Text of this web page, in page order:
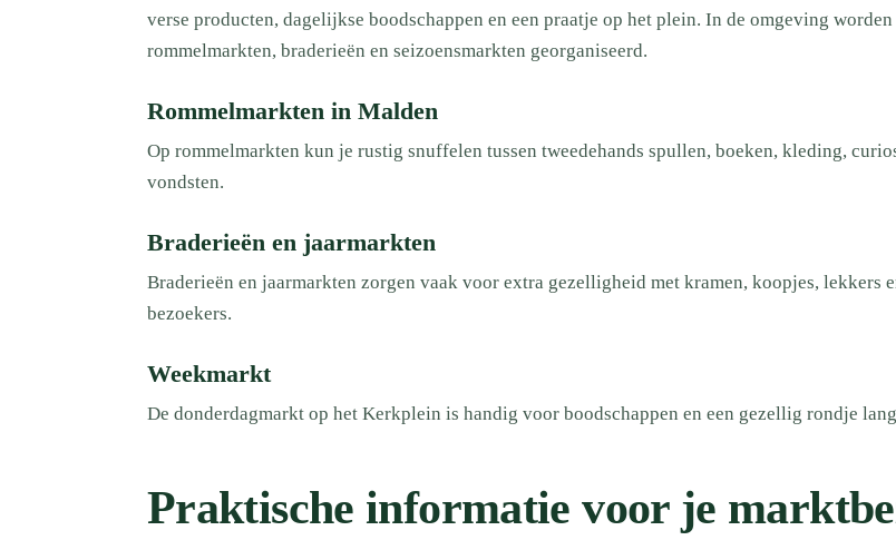
verse producten, dagelijkse boodschappen en een praatje op het plein. In de omgeving
rommelmarkten, braderieën en seizoensmarkten georganiseerd.
Rommelmarkten in Malden
Op rommelmarkten kun je rustig snuffelen tussen tweedehands spullen, boeken, kleding,
vondsten.
Braderieën en jaarmarkten
Braderieën en jaarmarkten zorgen vaak voor extra gezelligheid met kramen, koopjes, lekkers
bezoekers.
Weekmarkt
De donderdagmarkt op het Kerkplein is handig voor boodschappen en een gezellig rondje
Praktische informatie voor je